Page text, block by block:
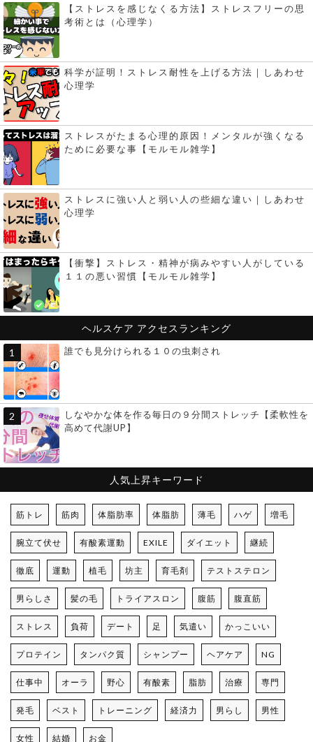
【ストレスを感じなくる方法】ストレスフリーの思
考術とは（心理学）
科学が証明！ストレス耐性を上げる方法｜しあわせ
心理学
ストレスがたまる心理的原因！メンタルが強くなる
ために必要な事【モルモル雑学】
ストレスに強い人と弱い人の些細な違い｜しあわせ
心理学
【衝撃】ストレス・精神が病みやすい人がしている
１１の悪い習慣【モルモル雑学】
ヘルスケア アクセスランキング
誰でも見分けられる１０の虫刺され
しなやかな体を作る毎日の９分間ストレッチ【柔軟性を
高めて代謝UP】
人気上昇キーワード
筋トレ 筋肉 体脂肪率 体脂肪 薄毛 ハゲ 増毛
腕立て伏せ 有酸素運動 EXILE ダイエット 継続
徹底 運動 植毛 坊主 育毛剤 テストステロン
男らしさ 髪の毛 トライアスロン 腹筋 腹直筋
ストレス 負荷 デート 足 気遣い かっこいい
プロテイン タンパク質 シャンプー ヘアケア NG
仕事中 オーラ 野心 有酸素 脂肪 治療 専門
発毛 ベスト トレーニング 経済力 男らし 男性
女性 結婚 お金